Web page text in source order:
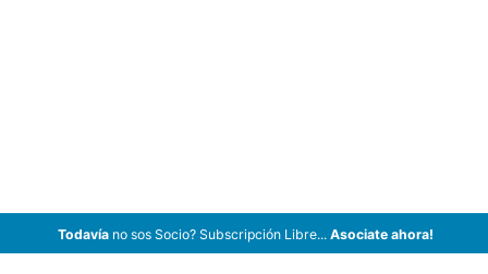
Todavíano sos Socio? Subscripción Libre... Asociate ahora!